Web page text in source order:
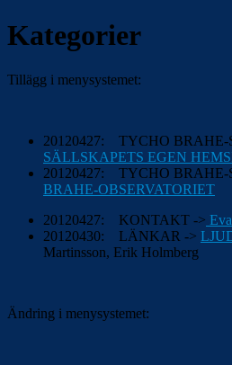
Kategorier
Tillägg i menysystemet:
20120427: TYCHO BRAHE-
SÄLLSKAPETS EGEN
20120427: TYCHO BRAHE-
BRAHE-OBSERVATORIET
20120427: KONTAKT ->
20120430: LÄNKAR ->
Martinsson, Erik Holmberg
Ändring i menysystemet: